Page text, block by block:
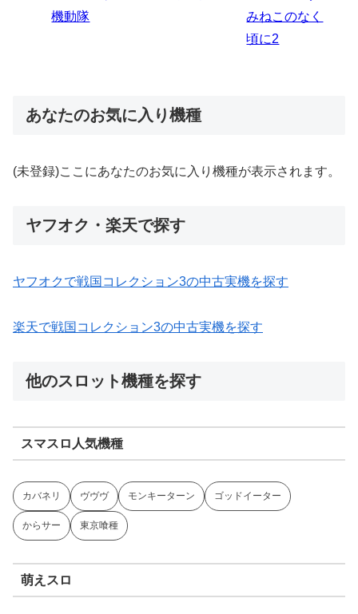
みねこのなく
炎ノ消防
あなたのお気に入り機種
(未登録)ここにあなたのお気に入り機種が表示されます。
ヤフオク・楽天で探す
ヤフオクで戦国コレクション3の中古実機を探す
楽天で戦国コレクション3の中古実機を探す
他のスロット機種を探す
スマスロ人気機種
カバネリ ヴヴヴ モンキーターン ゴッドイーター
からサー 東京喰種
萌えスロ